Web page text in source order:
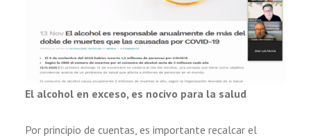
El alcohol en exceso, es nocivo para la salud
Por principio de cuentas, es importante recalcar el